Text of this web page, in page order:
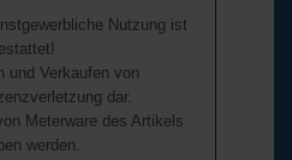
Nutzung ist
und Verkaufen von
dar.
Meterware des Artikels
werden.